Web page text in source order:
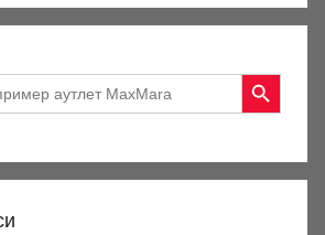
Search Button